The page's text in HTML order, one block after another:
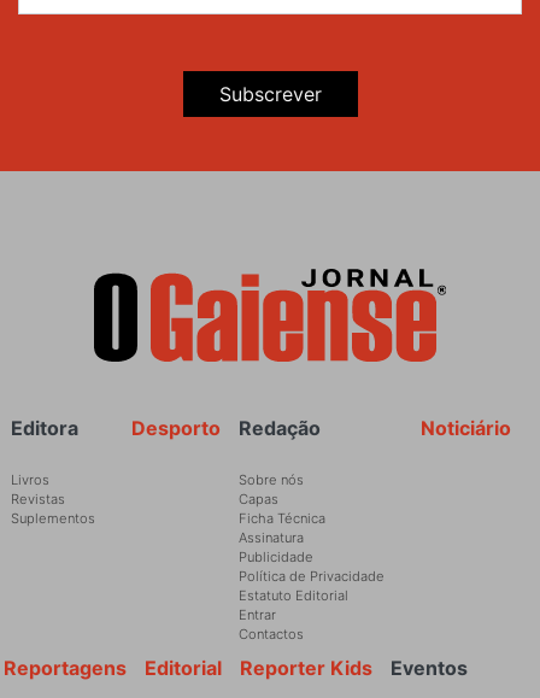
Subscrever
Rodapé Noticiário
Redação
Sobre nós
Capas
Ficha Técnica
Assinatura
Publicidade
Política de Privacidade
Estatuto Editorial
Entrar
Contactos
Desporto
Editora
Livros
Revistas
Suplementos
Eventos
Reporter Kids
Editorial
Reportagens